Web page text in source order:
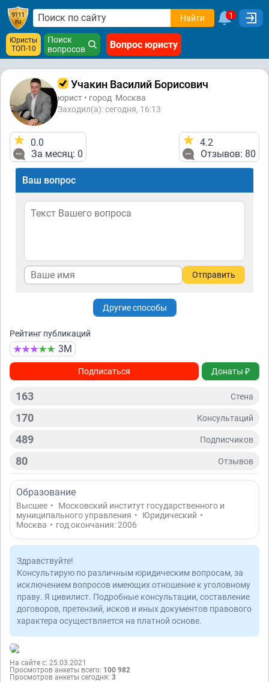
Найти 1
Юристы
ТОП-10
Поиск
вопросов
Вопрос юристу
Учакин Василий Борисович
юрист • город Москва
Заходил(а): сегодня, 16:13
0.0
За месяц: 0
4.2
Отзывов: 80
Ваш вопрос
Отправить
Другие способы
Рейтинг публикаций
3М
Подписаться Донаты ₽
163 Стена
170 Консультаций
489 Подписчиков
80 Отзывов
Образование
Высшее •
Московский институт государственного и
муниципального управления • Юридический •
Москва • год окончания: 2006
Здравствуйте!
Консультирую по различным юридическим вопросам, за
исключением вопросов имеющих отношение к уголовному
праву. Я цивилист. Подробные консультации, составление
договоров, претензий, исков и иных документов правового
характера осуществляется на платной основе.
На сайте с: 25.03.2021
Просмотров анкеты всего: 100 982
Просмотров анкеты сегодня: 3